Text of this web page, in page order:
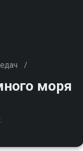
/
моря